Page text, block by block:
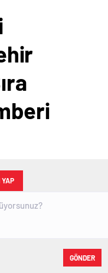
YAP
GÖNDER